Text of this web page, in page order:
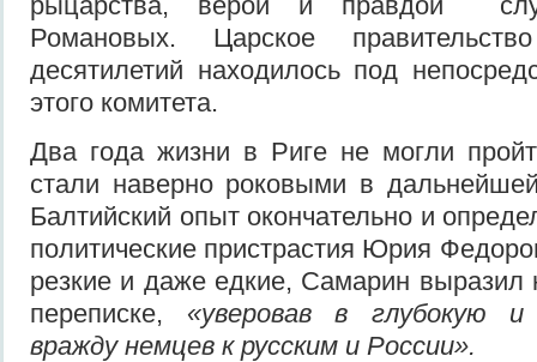
Романовых. Царское
десятилетий находилось под
этого комитета.
Два года жизни в Риге не могли
стали наверно роковыми в
Балтийский опыт окончательно и
политические пристрастия Юрия
резкие и даже едкие, Самарин выразил
переписке, «уверовав в глубокую и
вражду немцев к русским и России».